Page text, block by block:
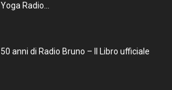
Yoga Radio...
50 anni di Radio Bruno – Il Libro ufficiale